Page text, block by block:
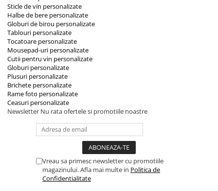
Sticle de vin personalizate
Halbe de bere personalizate
Globuri de birou personalizate
Tablouri personalizate
Tocatoare personalizate
Mousepad-uri personalizate
Cutii pentru vin personalizate
Globuri personalizate
Plusuri personalizate
Brichete personalizate
Rame foto personalizate
Ceasuri personalizate
Newsletter Nu rata ofertele si promotiile noastre
Vreau sa primesc newsletter cu promotiile
magazinului. Afla mai multe in Politica de
Confidentialitate